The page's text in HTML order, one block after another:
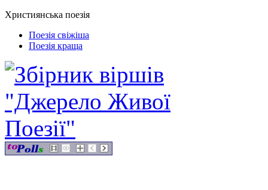
Християнська поезія
Поезія свіжіша
Поезія краща